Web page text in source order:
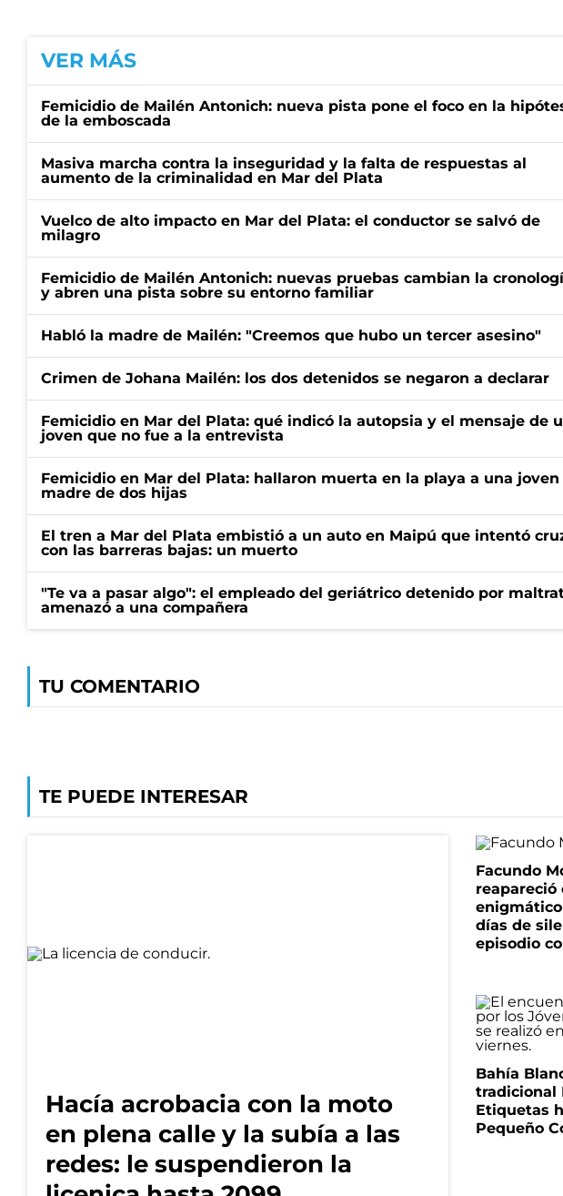
VER MÁS
Femicidio de Mailén Antonich: nueva pista pone el foco en la
de la emboscada
Masiva marcha contra la inseguridad y la falta de respuestas al
aumento de la criminalidad en Mar del Plata
Vuelco de alto impacto en Mar del Plata: el conductor se salvó de
milagro
Femicidio de Mailén Antonich: nuevas pruebas cambian la
y abren una pista sobre su entorno familiar
Habló la madre de Mailén: "Creemos que hubo un tercer asesino"
Crimen de Johana Mailén: los dos detenidos se negaron a declarar
Femicidio en Mar del Plata: qué indicó la autopsia y el mensaje de
joven que no fue a la entrevista
Femicidio en Mar del Plata: hallaron muerta en la playa a una joven
madre de dos hijas
El tren a Mar del Plata embistió a un auto en Maipú que intentó
con las barreras bajas: un muerto
"Te va a pasar algo": el empleado del geriátrico detenido por
amenazó a una compañera
TU COMENTARIO
TE PUEDE INTERESAR
Hacía acrobacia con la moto
en plena calle y la subía a las
redes: le suspendieron la
Facundo
reapareció
días de
episodio
Bahía
tradicional
Etiquetas
Pequeño